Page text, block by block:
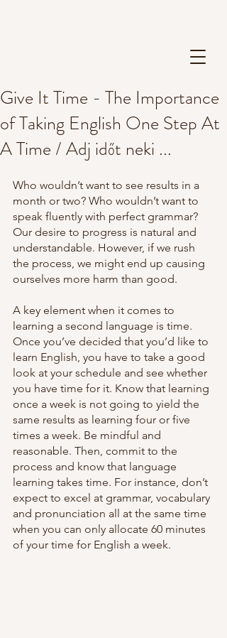
Give It Time - The Importance
of Taking English One Step At
A Time / Adj időt neki ...
Who wouldn’t want to see results in a
month or two? Who wouldn’t want to
speak fluently with perfect grammar?
Our desire to progress is natural and
understandable. However, if we rush
the process, we might end up causing
ourselves more harm than good.
A key element when it comes to
learning a second language is time.
Once you’ve decided that you’d like to
learn English, you have to take a good
look at your schedule and see whether
you have time for it. Know that learning
once a week is not going to yield the
same results as learning four or five
times a week. Be mindful and
reasonable. Then, commit to the
process and know that language
learning takes time. For instance, don’t
expect to excel at grammar, vocabulary
and pronunciation all at the same time
when you can only allocate 60 minutes
of your time for English a week.